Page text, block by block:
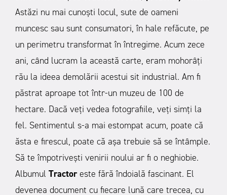
Astăzi nu mai cunoști locul, sute de oameni
muncesc sau sunt consumatori, în hale refăcute, pe
un perimetru transformat în întregime. Acum zece
ani, când lucram la această carte, eram mohorâți
rău la ideea demolării acestui sit industrial. Am fi
păstrat aproape tot într-un muzeu de 100 de
hectare. Dacă veți vedea fotografiile, veți simți la
fel. Sentimentul s-a mai estompat acum, poate că
ăsta e firescul, poate că așa trebuie să se întâmple.
Să te împotrivești venirii noului ar fi o neghiobie.
Albumul Tractoreste fără îndoială fascinant. El
devenea document cu fiecare lună care trecea, cu